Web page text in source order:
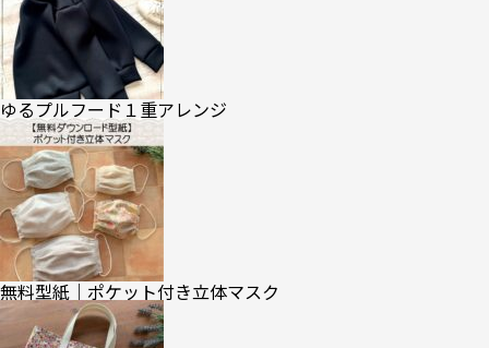
ゆるプルフード１重アレンジ
無料型紙｜ポケット付き立体マスク